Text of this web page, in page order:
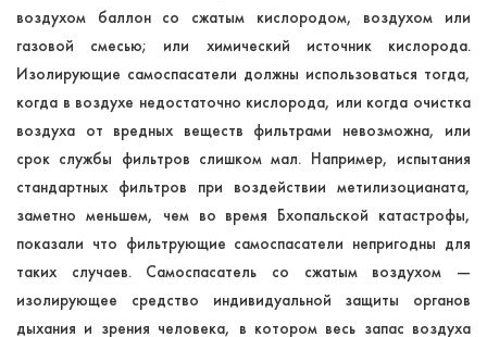
воздухом баллон со сжатым кислородом, воздухом или
газовой смесью; или химический источник кислорода.
Изолирующие самоспасатели должны использоваться тогда,
когда в воздухе недостаточно кислорода, или когда очистка
воздуха от вредных веществ фильтрами невозможна, или
срок службы фильтров слишком мал. Например, испытания
стандартных фильтров при воздействии метилизоцианата,
заметно меньшем, чем во время Бхопальской катастрофы,
показали что фильтрующие самоспасатели непригодны для
таких случаев. Самоспасатель со сжатым воздухом —
изолирующее средство индивидуальной защиты органов
дыхания и зрения человека, в котором весь запас воздуха